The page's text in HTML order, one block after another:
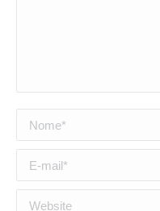
Nome *
E-mail *
Website